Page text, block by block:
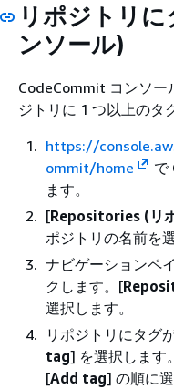
リポジトリ
ンソール)
CodeCommit コンソー
ジトリに 1 つ以上のタ
https://
ommit/home
で
ます。
[Repositories (リ
ポジトリの名前を
ナビゲーションペ
クします。[
選択します。
リポジトリにタグ
tag] を選択します
[Add tag] の順に選